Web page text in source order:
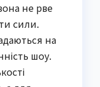
не рве
сили.
на
шоу.